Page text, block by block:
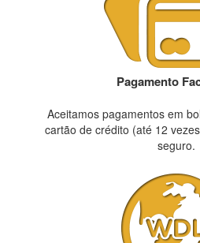
Pagamento
Aceitamos pagamentos em
cartão de crédito (até 12
seguro.